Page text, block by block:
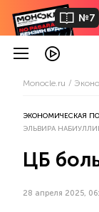
№7
Monocle.ru
ЭКОНОМИЧЕСКАЯ
ЭЛЬВИРА
ЦБ
28 апреля 2025,